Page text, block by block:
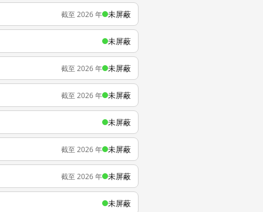
截至 2026 年 未屏蔽
未屏蔽
截至 2026 年 未屏蔽
截至 2026 年 未屏蔽
未屏蔽
截至 2026 年 未屏蔽
截至 2026 年 未屏蔽
未屏蔽